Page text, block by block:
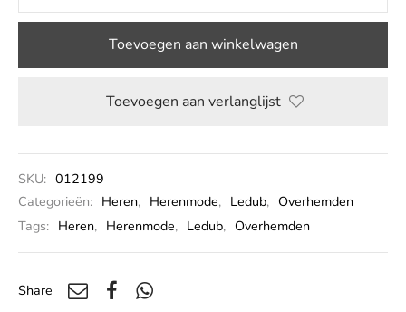
Toevoegen aan winkelwagen
Toevoegen aan verlanglijst
SKU: 012199
Categorieën: Heren, Herenmode, Ledub, Overhemden
Tags: Heren, Herenmode, Ledub, Overhemden
Share